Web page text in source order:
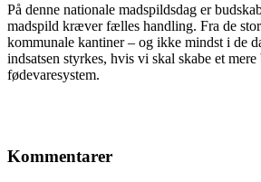
På denne nationale madspildsdag er
madspild kræver fælles handling. Fra de
kommunale kantiner – og ikke mindst i de
indsatsen styrkes, hvis vi skal skabe et
fødevaresystem.
Kommentarer